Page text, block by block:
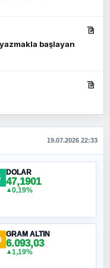
başlayan
mı, Yeni
mı?
19.07.2026 22:33
DOLAR
47,1901
▲0,19%
GRAM ALTIN
6.093,03
▲1,19%